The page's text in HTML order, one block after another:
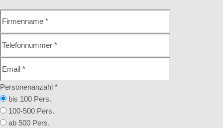
Personenanzahl *
bis 100 Pers.
100-500 Pers.
ab 500 Pers.